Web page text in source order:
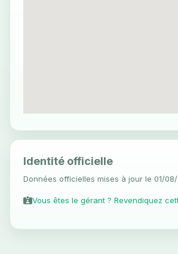
Identité officielle
Données officielles mises à jour le 01/
Vous êtes le gérant ? Revendiquez